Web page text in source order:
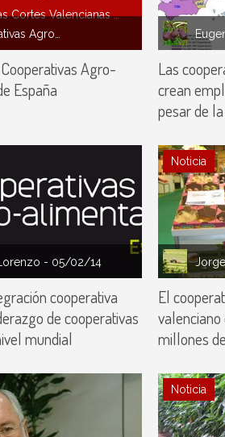
Valencianas 60. 46015 Valencia
Cooperativas Agro-alimentarias España
Agro-
España
Las
crean
pesar de
- 05/02/14
cooperativa
de cooperativas
mundial
Noticia
El
valenciano
millones
Noticia